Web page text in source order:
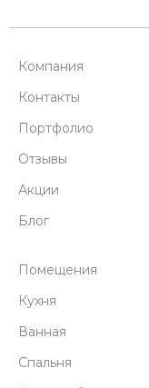
Компания
Контакты
Портфолио
Отзывы
Акции
Блог
Помещения
Кухня
Ванная
Спальня